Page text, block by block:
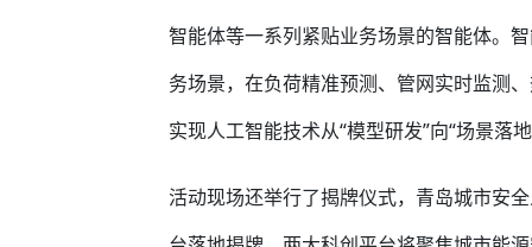
智能体等一系列紧贴业务场景的智能体。
务场景，在负荷精准预测、管网实时监测
实现人工智能技术从“模型研发”向“场景落
活动现场还举行了揭牌仪式，青岛城市安